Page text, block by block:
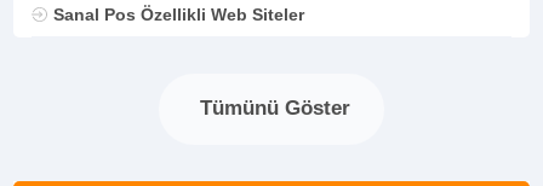
Sanal Pos Özellikli Web Siteler
Tümünü Göster